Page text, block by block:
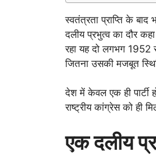
स्वतंत्रता प्राप्ति के
दलीय प्रभुत्व का दौर
रहा यह दो लगभग 1952
जितना उसकी मजबूत
देश में केवल एक ही पार्टी
राष्ट्रीय कांग्रेस को ही
एक दलीय